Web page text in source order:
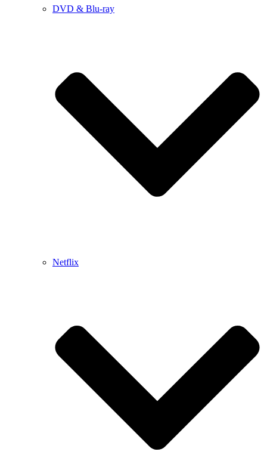
DVD & Blu-ray
Netflix